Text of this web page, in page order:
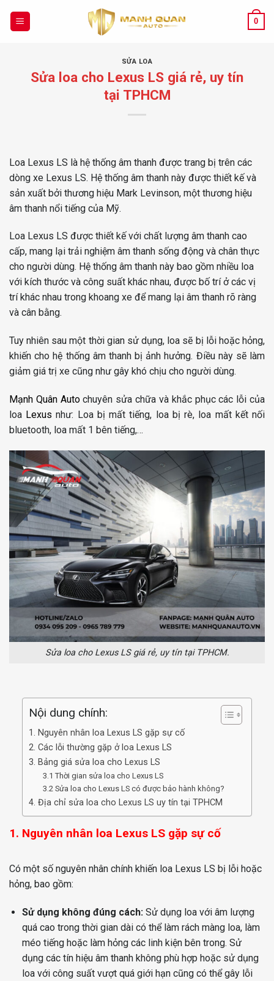
0
SỬA LOA
Sửa loa cho Lexus LS giá rẻ, uy tín
tại TPHCM
Loa Lexus LS là hệ thống âm thanh được trang bị trên các
dòng xe Lexus LS. Hệ thống âm thanh này được thiết kế và
sản xuất bởi thương hiệu Mark Levinson, một thương hiệu
âm thanh nổi tiếng của Mỹ.
Loa Lexus LS được thiết kế với chất lượng âm thanh cao
cấp, mang lại trải nghiệm âm thanh sống động và chân thực
cho người dùng. Hệ thống âm thanh này bao gồm nhiều loa
với kích thước và công suất khác nhau, được bố trí ở các vị
trí khác nhau trong khoang xe để mang lại âm thanh rõ ràng
và cân bằng.
Tuy nhiên sau một thời gian sử dụng, loa sẽ bị lỗi hoặc hỏng,
khiến cho hệ thống âm thanh bị ảnh hưởng. Điều này sẽ làm
giảm giá trị xe cũng như gây khó chịu cho người dùng.
Mạnh Quân Autochuyên sửa chữa và khắc phục các lỗi của
loa Lexus như: Loa bị mất tiếng, loa bị rè, loa mất kết nối
bluetooth, loa mất 1 bên tiếng,…
Sửa loa cho Lexus LS giá rẻ, uy tín tại TPHCM.
Nội dung chính:
1. Nguyên nhân loa Lexus LS gặp sự cố
2. Các lỗi thường gặp ở loa Lexus LS
3. Bảng giá sửa loa cho Lexus LS
3.1 Thời gian sửa loa cho Lexus LS
3.2 Sửa loa cho Lexus LS có được bảo hành không?
4. Địa chỉ sửa loa cho Lexus LS uy tín tại TPHCM
1. Nguyên nhân loa Lexus LS gặp sự cố
Có một số nguyên nhân chính khiến loa Lexus LS bị lỗi hoặc
hỏng, bao gồm:
Sử dụng không đúng cách:Sử dụng loa với âm lượng
quá cao trong thời gian dài có thể làm rách màng loa, làm
méo tiếng hoặc làm hỏng các linh kiện bên trong. Sử
dụng các tín hiệu âm thanh không phù hợp hoặc sử dụng
loa với công suất vượt quá giới hạn cũng có thể gây lỗi